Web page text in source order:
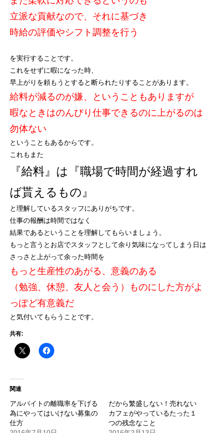
立派な貢献なので、それに基づき
時給の評価やシフト調整を行う
を実行することです。
これをせずに暇になった時、
早上がりを頼もうとすると断られたりすることがあります。
給料が減るのが嫌、ということもありますが
暇なときはのんびり仕事できるのに上がるのは
勿体ない
ということもあるからです。
これもまた
『給料』は『職場で時間が経過すれ
ば貰えるもの』
と理解しているスタッフにありがちです。
仕事の報酬は時間ではなく
結果であるということを理解してもらいましょう。
もっと言うとお店でスタッフとして余り気味になってしまう日は
さっさと上がって余った時間を
もっと生産性のあがる、意義のある
（勉強、休憩、友人と会う）ものにした方がよ
っぽど有意義だ
と気付いてもらうことです。
共有:
関連
アルバイトの離職率を下げる
為にやってはいけない募集の
仕方
だから繁盛しない！売れない
カフェがやっているたった１
つの残念なこと